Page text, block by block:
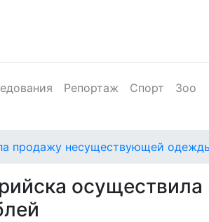
Репортаж Спорт Зоо
продажу несуществующей